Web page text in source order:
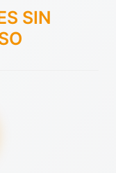
SIN